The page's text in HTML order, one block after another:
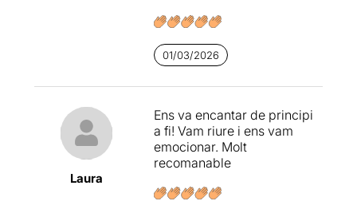
01/03/2026
Laura
Ens va encantar de principi
a fi! Vam riure i ens vam
emocionar. Molt
recomanable